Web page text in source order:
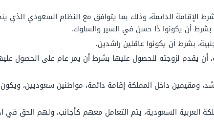
الإقامة الدائمة، وذلك بما يتوافق مع النظام السعودي
أن يكونوا ذا حسن في السير والسلوك.
بشرط أن يكونوا عاقلين راشدين.
يقدم لزوجته للحصول عليها بشرط أن يمر عام على الحصول
ومقيمين داخل المملكة إقامة دائمة، مواطنين سعوديين،
العربية السعودية، يتم التعامل معهم كأجانب، ولهم الحق في